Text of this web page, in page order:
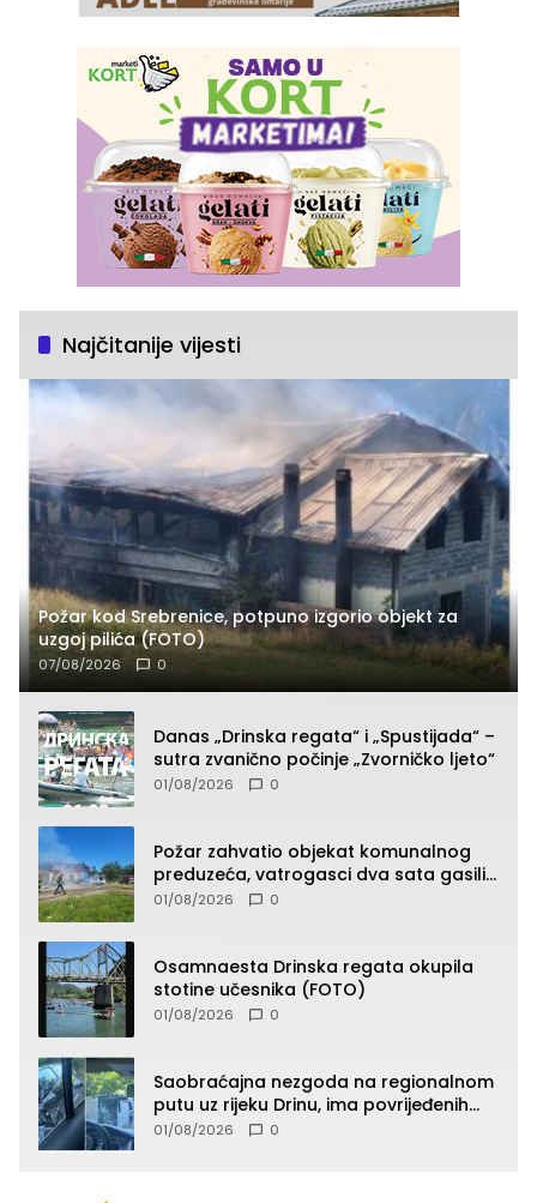
Najčitanije vijesti
Požar kod Srebrenice, potpuno izgorio objekt za
uzgoj pilića (FOTO)
07/08/2026 0
Danas „Drinska regata“ i „Spustijada“ –
sutra zvanično počinje „Zvorničko ljeto“
01/08/2026 0
Požar zahvatio objekat komunalnog
preduzeća, vatrogasci dva sata gasili
vatru (FOTO)
01/08/2026 0
Osamnaesta Drinska regata okupila
stotine učesnika (FOTO)
01/08/2026 0
Saobraćajna nezgoda na regionalnom
putu uz rijeku Drinu, ima povrijeđenih
lica (FOTO)
01/08/2026 0